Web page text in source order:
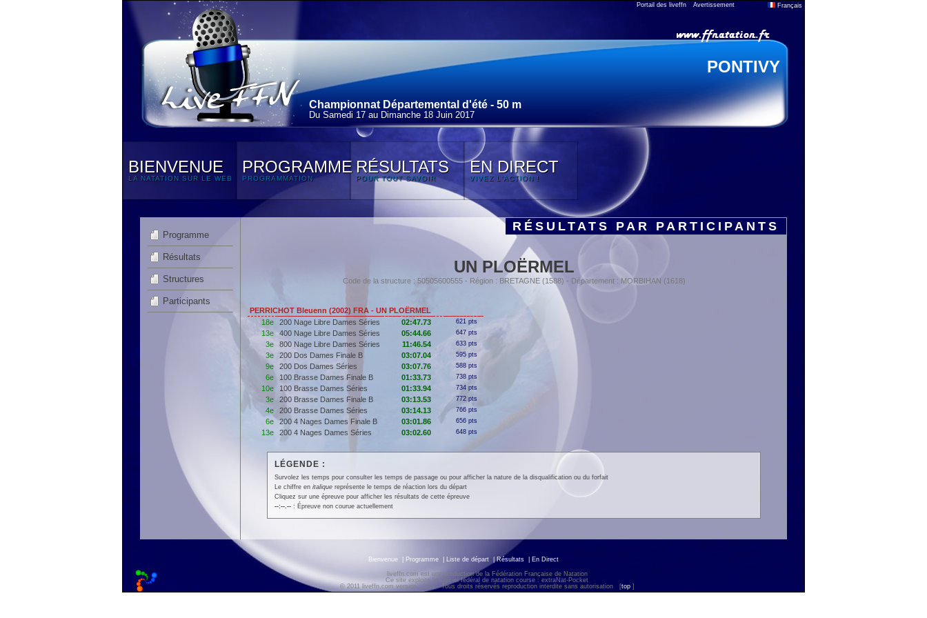
Portail des liveffn Avertissement Français
PONTIVY
Championnat Départemental d'été - 50 m
Du Samedi 17 au Dimanche 18 Juin 2017
BIENVENUE
LA NATATION SUR LE WEB
PROGRAMME
PROGRAMMATION
RÉSULTATS
POUR TOUT SAVOIR
EN DIRECT
VIVEZ L'ACTION !
Programme
Résultats
Structures
Participants
RÉSULTATS PAR PARTICIPANTS
UN PLOËRMEL
Code de la structure : 50505600555 - Région : BRETAGNE (1588) - Département : MORBIHAN (1618)
PERRICHOT Bleuenn (2002) FRA - UN PLOËRMEL
18e
200 Nage Libre Dames Séries 02:47.73 621 pts
13e 400 Nage Libre Dames Séries 05:44.66 647 pts
3e 800 Nage Libre Dames Séries 11:46.54 633 pts
3e 200 Dos Dames Finale B 03:07.04 595 pts
9e 200 Dos Dames Séries 03:07.76 588 pts
6e 100 Brasse Dames Finale B 01:33.73 738 pts
10e 100 Brasse Dames Séries 01:33.94 734 pts
3e 200 Brasse Dames Finale B 03:13.53 772 pts
4e 200 Brasse Dames Séries 03:14.13 766 pts
6e 200 4 Nages Dames Finale B 03:01.86 656 pts
13e 200 4 Nages Dames Séries 03:02.60 648 pts
LÉGENDE :
Survolez les temps pour consulter les temps de passage ou pour afficher la nature de la disqualification ou du forfait
Le chiffre en italiquereprésente le temps de réaction lors du départ
Cliquez sur une épreuve pour afficher les résultats de cette épreuve
--:--.--: Épreuve non courue actuellement
Bienvenue Programme Liste de départ |Résultats En Direct
liveffn.com est une production de la Fédération Française de Natation
Ce site exploite le logiciel fédéral de natation course : extraNat-Pocket
© 2011 liveffn.com version : 2.01 - Tous droits réservés reproduction interdite sans autorisation
[top ]